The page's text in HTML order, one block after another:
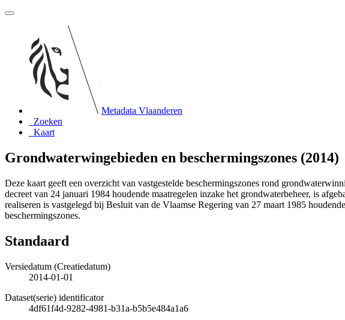
Metadata Vlaanderen
Zoeken
Kaart
Grondwaterwingebieden en beschermingszones (2014)
Deze kaart geeft een overzicht van vastgestelde beschermingszones rond
decreet van 24 januari 1984 houdende maatregelen inzake het grondwaterbeheer, is
realiseren is vastgelegd bij Besluit van de Vlaamse Regering van 27 maart 1985
beschermingszones.
Standaard
Versiedatum (Creatiedatum)
2014-01-01
Dataset(serie) identificator
4df61f4d-9282-4981-b31a-b5b5e484a1a6